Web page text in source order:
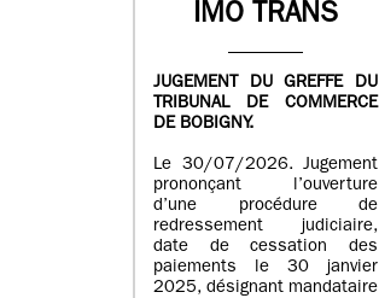
IMO TRANS
JUGEMENT DU GREFFE DU
TRIBUNAL DE COMMERCE
DE BOBIGNY.
Le 30/07/2026. Jugement
prononçant l’ouverture
d’une procédure de
redressement judiciaire,
date de cessation des
paiements le 30 janvier
2025, désignant mandataire